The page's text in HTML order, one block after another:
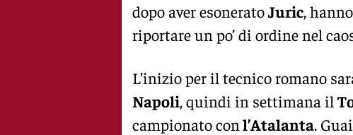
dopo aver esoneratoJuric,
riportare un po’ di ordine nel
L’inizio per il tecnico romano
Napoli, quindi in settimana il
campionato conl’Atalanta.